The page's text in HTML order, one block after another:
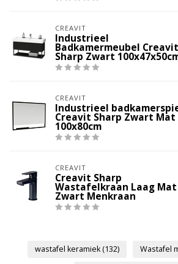
CREAVIT
Industrieel
Badkamermeubel Creavit
Sharp Zwart
CREAVIT
Industrieel
Creavit Sharp Zwart Mat
100x80cm
CREAVIT
Creavit Sharp
Wastafelkraan Laag Mat
Zwart Menkraan
wastafel keramiek(132) Wastafel